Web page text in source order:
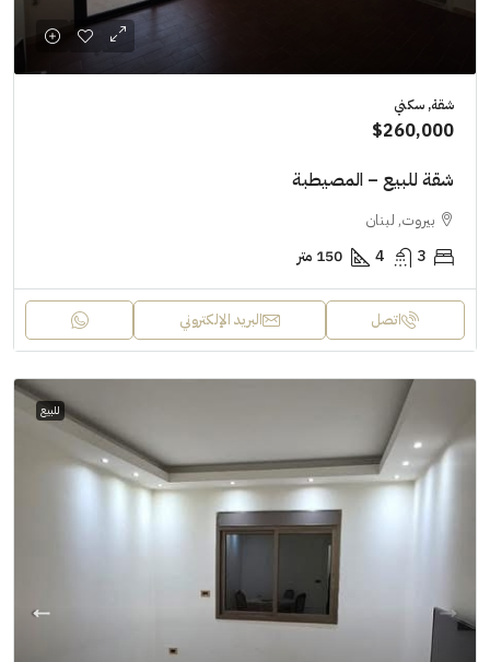
شقة, سكني
$260,000
شقة للبيع – المصيطبة
بيروت, لبنان
3
4 150 متر
اتصل البريد الإلكتروني
للبيع